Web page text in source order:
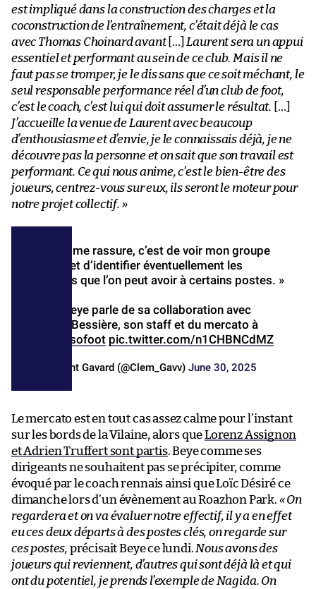
est impliqué dans la construction des charges et la
coconstruction de l’entraînement, c’était déjà le cas
avec Thomas Choinard avant[…] Laurent sera un appui
essentiel et performant au sein de ce club. Mais il ne
faut pas se tromper, je le dis sans que ce soit méchant, le
seul responsable performance réel d’un club de foot,
c’est le coach, c’est lui qui doit assumer le résultat.
[…]
J’accueille la venue de Laurent avec beaucoup
d’enthousiasme et d’envie, je le connaissais déjà, je ne
découvre pas la personne et on sait que son travail est
performant. Ce qui nous anime, c’est le bien-être des
joueurs, centrez-vous sur eux, ils seront le moteur pour
notre projet collectif. »
« Ce qui me rassure, c’est de voir mon groupe
évoluer et d’identifier éventuellement les
manques que l’on peut avoir à certains postes. »
Habib Beye parle de sa collaboration avec
Laurent Bessière, son staff et du mercato à
@sofoot pic.twitter.com/n1CHBNCdMZ
— Clément Gavard (@Clem_Gavv) June 30, 2025
Le mercato est en tout cas assez calme pour l’instant
sur les bords de la Vilaine, alors queLorenz Assignon
et Adrien Truffert sont partis. Beye comme ses
dirigeants ne souhaitent pas se précipiter, comme
évoqué par le coach rennais ainsi que Loïc Désiré ce
dimanche lors d’un évènement au Roazhon Park. « On
regardera et on va évaluer notre effectif, il y a en effet
eu ces deux départs à des postes clés, on regarde sur
ces postes, précisait Beye ce lundi. Nous avons des
joueurs qui reviennent, d’autres qui sont déjà là et qui
ont du potentiel, je prends l’exemple de Nagida. On